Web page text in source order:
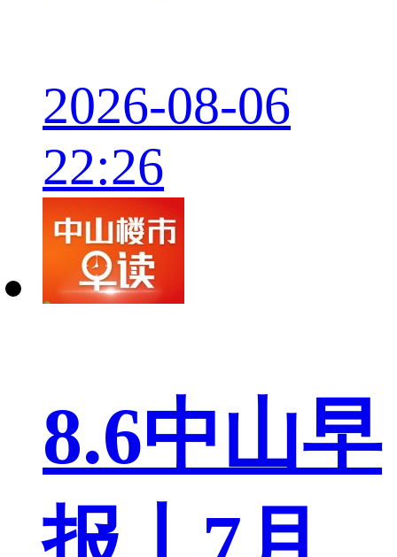
2026-08-06
22:26
8.6中山早